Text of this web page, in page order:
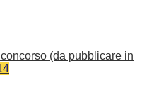
(da pubblicare in